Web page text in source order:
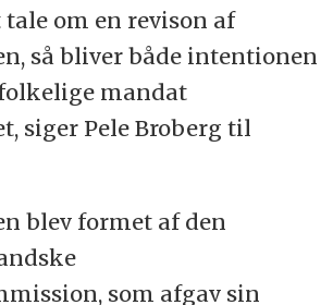
tale om en revison af
så bliver både intentionen
mandat
siger Pele Broberg til
blev formet af den
som afgav sin